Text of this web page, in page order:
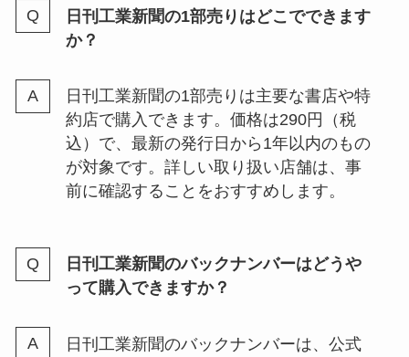
日刊工業新聞の1部売りはどこでできます
か？
日刊工業新聞の1部売りは主要な書店や特
約店で購入できます。価格は290円（税
込）で、最新の発行日から1年以内のもの
が対象です。詳しい取り扱い店舗は、事
前に確認することをおすすめします。
日刊工業新聞のバックナンバーはどうや
って購入できますか？
日刊工業新聞のバックナンバーは、公式